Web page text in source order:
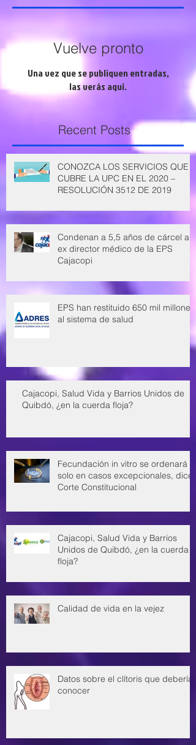
Vuelve pronto
Una vez que se publiquen entradas,
las verás aquí.
Recent Posts
CONOZCA LOS SERVICIOS QUE
CUBRE LA UPC EN EL 2020 –
RESOLUCIÓN 3512 DE 2019
Condenan a 5,5 años de cárcel a
ex director médico de la EPS
Cajacopi
EPS han restituido 650 mil millones
al sistema de salud
Cajacopi, Salud Vida y Barrios Unidos de
Quibdó, ¿en la cuerda floja?
Fecundación in vitro se ordenará
solo en casos excepcionales, dice
Corte Constitucional
Cajacopi, Salud Vida y Barrios
Unidos de Quibdó, ¿en la cuerda
floja?
Calidad de vida en la vejez
Datos sobre el clítoris que deberías
conocer